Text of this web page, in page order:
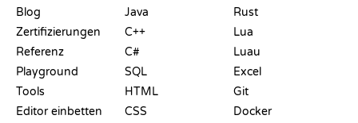
Blog
Zertifizierungen
Referenz
Playground
Tools
Editor einbetten
Java
C++
C#
SQL
HTML
CSS
Rust
Lua
Luau
Excel
Git
Docker